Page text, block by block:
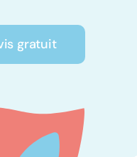
gratuit